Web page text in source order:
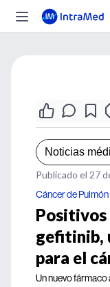
Noticias
Publicado el 27
Cáncer de Pulmón
Positivos
gefitinib,
para el
Un nuevo